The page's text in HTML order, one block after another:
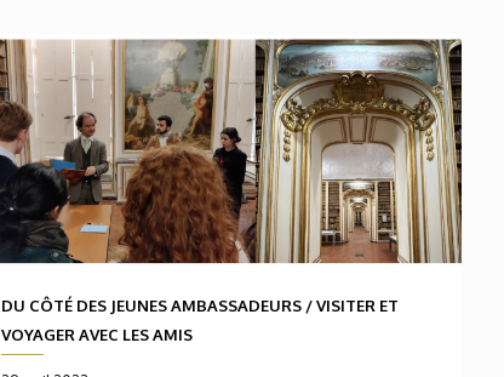
DU CÔTÉ DES JEUNES AMBASSADEURS /VISITER ET
VOYAGER AVEC LES AMIS